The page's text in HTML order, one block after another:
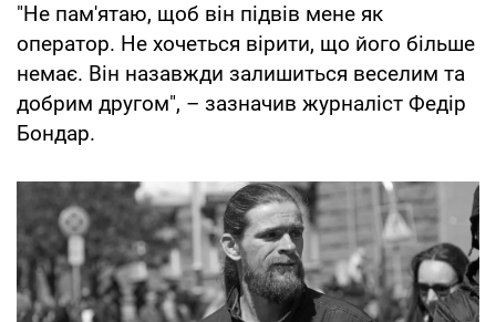
"Не пам'ятаю, щоб він підвів мене як
оператор. Не хочеться вірити, що його більше
немає. Він назавжди залишиться веселим та
добрим другом", – зазначив журналіст Федір
Бондар.